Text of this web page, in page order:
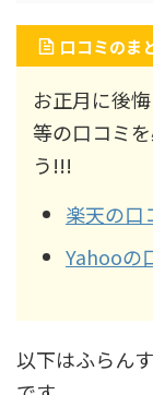
口コミのま
お正月に後
等の口コミ
う!!!
楽天の口
Yahooの
以下はふらん